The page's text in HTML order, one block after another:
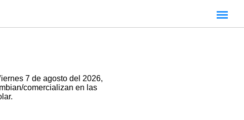
7 de agosto del 2026,
comercializan en las